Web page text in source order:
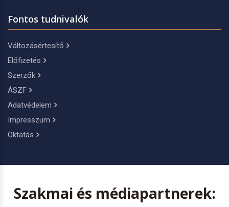
Fontos tudnivalók
Változásértesítő
Előfizetés
Szerzők
ÁSZF
Adatvédelem
Impresszum
Oktatás
Szakmai és médiapartnerek: